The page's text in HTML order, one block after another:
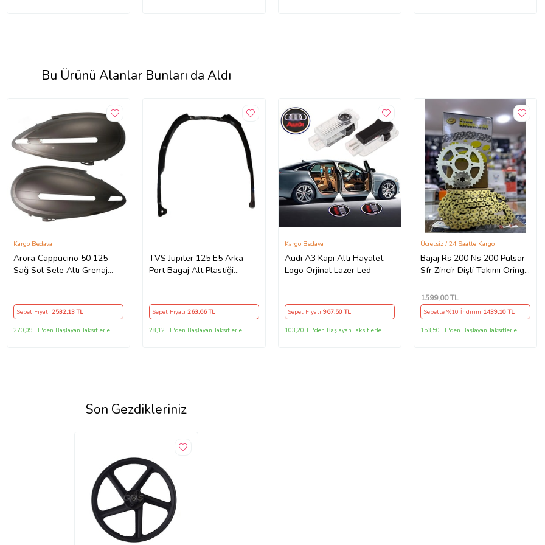
Bu Ürünü Alanlar Bunları da Aldı
Arora Cappucino 50 125
Sağ Sol Sele Altı Grenaj
Kargo Bedava
Sepet Fiyatı 2532,13 TL
270,09 TL'den Başlayan Taksitlerle
TVS Jupiter 125 E5 Arka
Port Bagaj Alt Plastiği
Sepet Fiyatı 263,66 TL
28,12 TL'den Başlayan Taksitlerle
Audi A3 Kapı Altı Hayalet
Logo Orjinal Lazer Led
Kargo Bedava
Sepet Fiyatı967,50 TL
103,20 TL'den Başlayan Taksitlerle
Bajaj Rs 200 Ns 200 Pulsar
Sfr Zincir Dişli Takımı Oringli
Bakla Supermto
Ücretsiz / 24 Saatte Kargo
1599,00 TL
Sepette %10 İndirim 1439,10 TL
153,50 TL'den Başlayan Taksitlerle
Son Gezdikleriniz